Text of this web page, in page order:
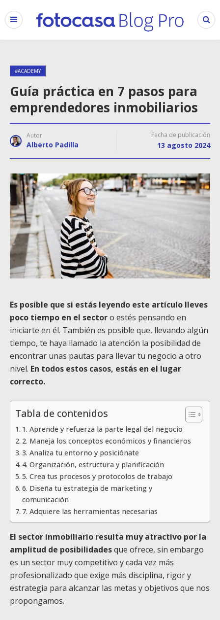
#ACADEMY
Guía práctica en 7 pasos para
emprendedores inmobiliarios
Autor
Alberto Padilla
Fecha de publicación
13 agosto 2024
Es posible que si estás leyendo este artículo lleves
poco tiempo en el sectoro estés pensando en
iniciarte en él. También es posible que, llevando algún
tiempo, te haya llamado la atención la posibilidad de
encontrar unas pautas para llevar tu negocio a otro
nivel. En todos estos casos, estás en el lugar
correcto.
Tabla de contenidos
1. Aprende y refuerza la parte legal del negocio
2. Maneja los conceptos económicos y financieros
3. Analiza tu entorno y posiciónate
4. Organización, estructura y planificación
5. Crea tus procesos y protocolos de trabajo
6. Diseña tu estrategia de marketing y
comunicación
7. Adquiere las herramientas necesarias
El sector inmobiliario resulta muy atractivo por la
amplitud de posibilidadesque ofrece, sin embargo
es un sector muy competitivo y cada vez más
profesionalizado que exige más disciplina, rigor y
estrategia para alcanzar las metas y objetivos que nos
propongamos.